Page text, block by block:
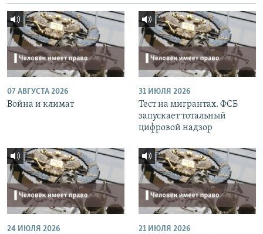
07 АВГУСТА 2026
Война и климат
31 ИЮЛЯ 2026
Тест на мигрантах. ФСБ
запускает тотальный
цифровой надзор
24 ИЮЛЯ 2026 21 ИЮЛЯ 2026